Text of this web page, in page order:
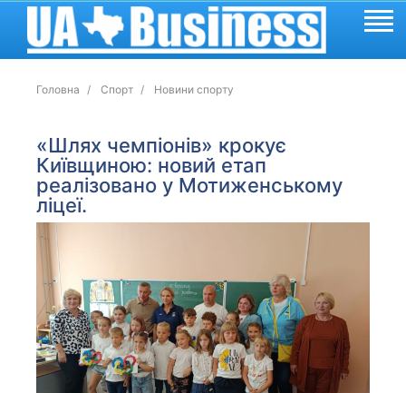
Головна Спорт Новини спорту
«Шлях чемпіонів» крокує
Київщиною: новий етап
реалізовано у Мотиженському
ліцеї.